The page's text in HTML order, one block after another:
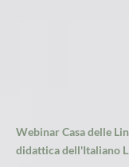
Webinar Casa delle
didattica dell'Italiano